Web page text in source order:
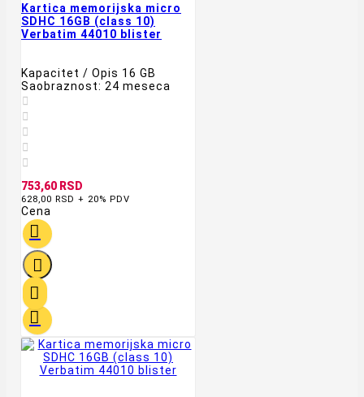
Kartica memorijska micro
SDHC 16GB (class 10)
Verbatim 44010 blister
Kapacitet / Opis 16 GB
Saobraznost: 24 meseca





753,60 RSD
628,00 RSD + 20% PDV
Cena



